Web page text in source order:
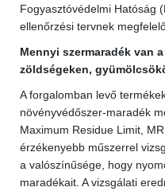
Fogyasztóvédelmi Hatóság
ellenőrzési tervnek
Mennyi szermaradék van
zöldségeken,
A forgalomban levő
növényvédőszer-maradék
Maximum Residue Limit,
érzékenyebb műszerrel
a valószínűsége, hogy
maradékait. A vizsgálati